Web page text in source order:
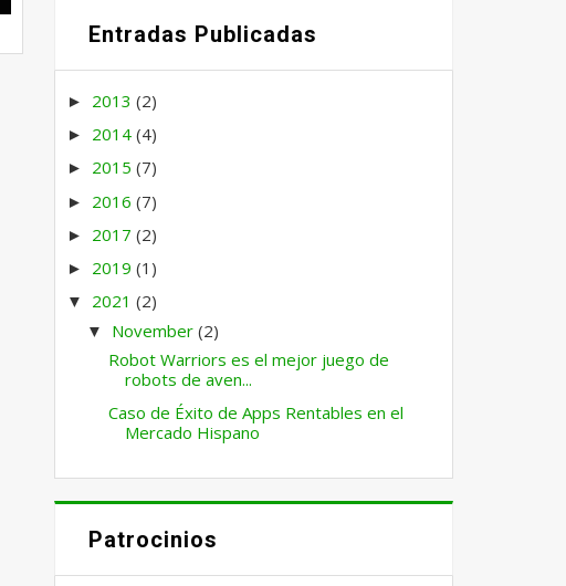
Entradas Publicadas
► 2013(2)
► 2014(4)
► 2015(7)
► 2016(7)
► 2017(2)
► 2019(1)
▼ 2021(2)
▼ November(2)
Robot Warriors es el mejor juego de
robots de aven...
Caso de Éxito de Apps Rentables en el
Mercado Hispano
Patrocinios